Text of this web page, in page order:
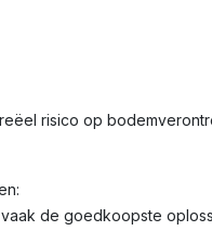
risico op
de goedkoopste